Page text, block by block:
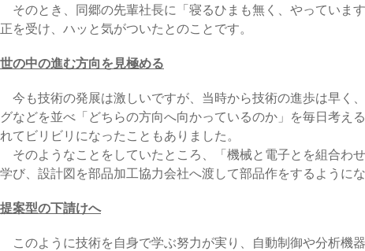
そのとき、同郷の先輩社長に「寝るひまも無く、やっていま
正を受け、ハッと気がついたとのことです。
世の中の進む方向を見極める
今も技術の発展は激しいですが、当時から技術の進歩は早く
グなどを並べ「どちらの方向へ向かっているのか」を毎日考え
れてビリビリになったこともありました。
そのようなことをしていたところ、「機械と電子とを組合わ
学び、設計図を部品加工協力会社へ渡して部品作をするようにな
提案型の下請けへ
このように技術を自身で学ぶ努力が実り、自動制御や分析機